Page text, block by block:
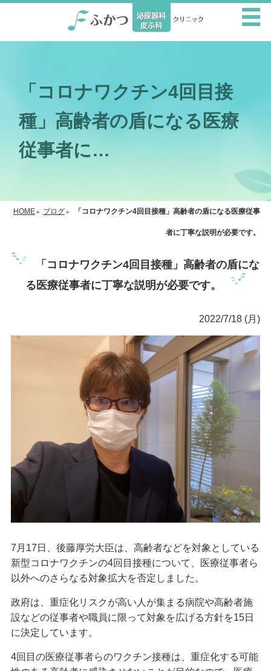
「コロナワクチン4回目接
種」高齢者の盾になる医療
従事者に…
HOME ブログ 「コロナワクチン4回目接種」高齢者の盾になる医療従事
者に丁寧な説明が必要です。
「コロナワクチン4回目接種」高齢者の盾にな
る医療従事者に丁寧な説明が必要です。
2022/7/18 (月)
7月17日、後藤厚労大臣は、高齢者などを対象としている
新型コロナワクチンの4回目接種について、医療従事者ら
以外へのさらなる対象拡大を否定しました。
政府は、重症化リスクが高い人が集まる病院や高齢者施
設などの従事者や職員に限って対象を広げる方針を15日
に決定しています。
4回目の医療従事者らのワクチン接種は、重症化する可能